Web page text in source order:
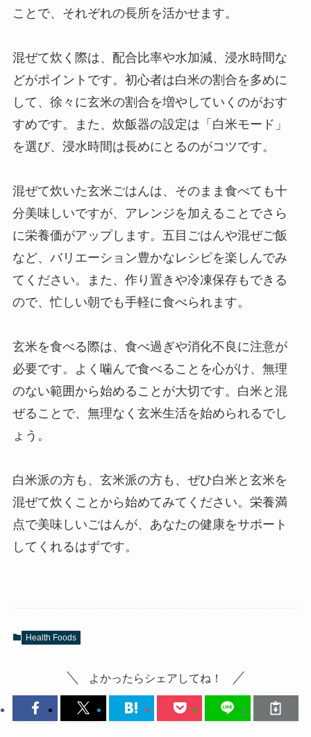
ことで、それぞれの長所を活かせます。
混ぜて炊く際は、配合比率や水加減、浸水時間な
どがポイントです。初心者は白米の割合を多めに
して、徐々に玄米の割合を増やしていくのがおす
すめです。また、炊飯器の設定は「白米モード」
を選び、浸水時間は長めにとるのがコツです。
混ぜて炊いた玄米ごはんは、そのまま食べても十
分美味しいですが、アレンジを加えることでさら
に栄養価がアップします。五目ごはんや混ぜご飯
など、バリエーション豊かなレシピを楽しんでみ
てください。また、作り置きや冷凍保存もできる
ので、忙しい朝でも手軽に食べられます。
玄米を食べる際は、食べ過ぎや消化不良に注意が
必要です。よく噛んで食べることを心がけ、無理
のない範囲から始めることが大切です。白米と混
ぜることで、無理なく玄米生活を始められるでし
ょう。
白米派の方も、玄米派の方も、ぜひ白米と玄米を
混ぜて炊くことから始めてみてください。栄養満
点で美味しいごはんが、あなたの健康をサポート
してくれるはずです。
Health Foods
よかったらシェアしてね！